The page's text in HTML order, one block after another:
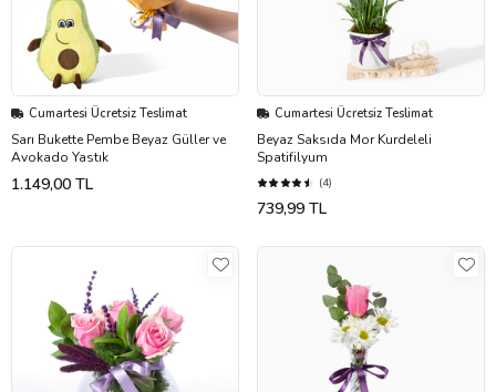
Cumartesi Ücretsiz Teslimat
Sarı Bukette Pembe Beyaz Güller ve
Avokado Yastık
1.149,00 TL
Cumartesi Ücretsiz Teslimat
Beyaz Saksıda Mor Kurdeleli
Spatifilyum
(4)
739,99 TL